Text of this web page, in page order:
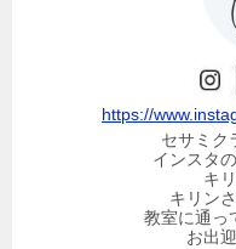
https://
セサミク
インスタ
キ
キリン
教室に通っ
お出